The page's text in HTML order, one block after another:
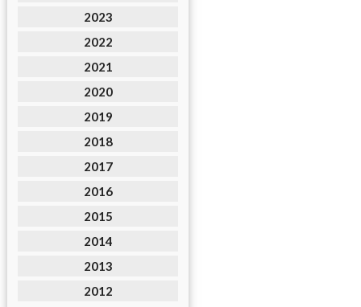
2023
2022
2021
2020
2019
2018
2017
2016
2015
2014
2013
2012